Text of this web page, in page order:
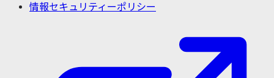
情報セキュリティーポリシー